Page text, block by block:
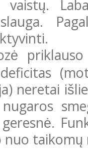
vaistų.
neretai
nuo